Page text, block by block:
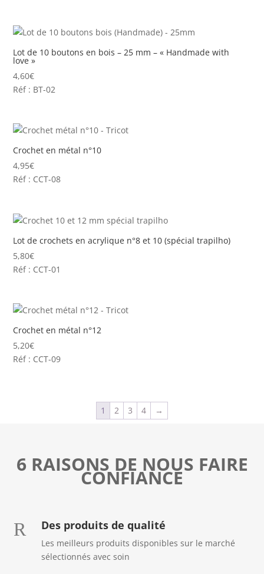
Lot de 10 boutons en bois – 25 mm – « Handmade with
love »
4,60€
Réf : BT-02
Crochet en métal n°10
4,95€
Réf : CCT-08
Lot de crochets en acrylique n°8 et 10 (spécial trapilho)
5,80€
Réf : CCT-01
Crochet en métal n°12
5,20€
Réf : CCT-09
1 2 3 4 →
6 RAISONS DE NOUS FAIRE
CONFIANCE
R Des produits de qualité
Les meilleurs produits disponibles sur le marché
sélectionnés avec soin